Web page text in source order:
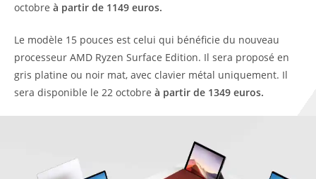
octobre à partir de 1149 euros.
Le modèle 15 pouces est celui qui bénéficie du nouveau
processeur AMD Ryzen Surface Edition. Il sera proposé en
gris platine ou noir mat, avec clavier métal uniquement. Il
sera disponible le 22 octobre à partir de 1349 euros.